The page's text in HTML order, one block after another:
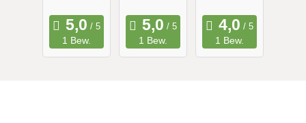
Reichweit
e
1 Bew.
Range
1 Bew. 1 Bew.